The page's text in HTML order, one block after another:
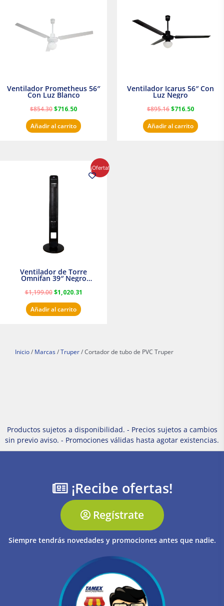
Ventilador Prometheus 56″
Con Luz Blanco
$854.30$716.50
Añadir al carrito
Ventilador Icarus 56″ Con
Luz Negro
$895.16$716.50
Añadir al carrito
¡Oferta!
Ventilador de Torre
Omnifan 39″ Negro
$1,199.00
original
era:
$1,020.31
precio
actual
Añadir al carrito
Inicio / Marcas / Truper / Cortador de tubo de PVC Truper
Productos sujetos a disponibilidad. - Precios sujetos a cambios
sin previo aviso. - Promociones válidas hasta agotar existencias.
¡Recibe ofertas!
Regístrate
Siempre tendrás novedades y promociones antes que nadie.